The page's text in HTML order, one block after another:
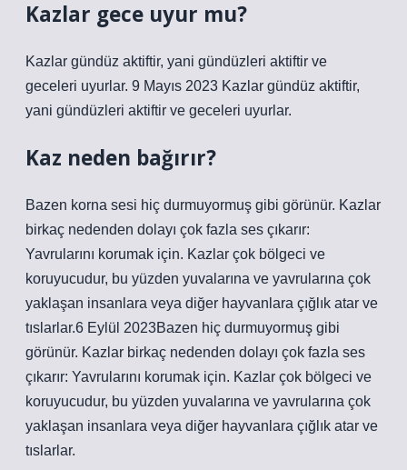
Kazlar gece uyur mu?
Kazlar gündüz aktiftir, yani gündüzleri aktiftir ve
geceleri uyurlar. 9 Mayıs 2023 Kazlar gündüz aktiftir,
yani gündüzleri aktiftir ve geceleri uyurlar.
Kaz neden bağırır?
Bazen korna sesi hiç durmuyormuş gibi görünür. Kazlar
birkaç nedenden dolayı çok fazla ses çıkarır:
Yavrularını korumak için. Kazlar çok bölgeci ve
koruyucudur, bu yüzden yuvalarına ve yavrularına çok
yaklaşan insanlara veya diğer hayvanlara çığlık atar ve
tıslarlar.6 Eylül 2023Bazen hiç durmuyormuş gibi
görünür. Kazlar birkaç nedenden dolayı çok fazla ses
çıkarır: Yavrularını korumak için. Kazlar çok bölgeci ve
koruyucudur, bu yüzden yuvalarına ve yavrularına çok
yaklaşan insanlara veya diğer hayvanlara çığlık atar ve
tıslarlar.